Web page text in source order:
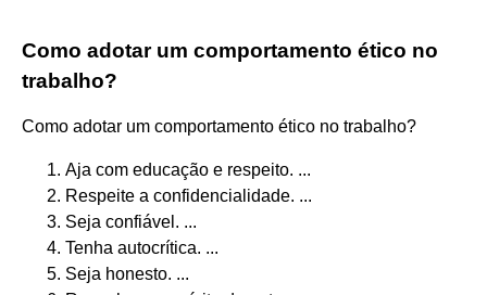
Como adotar um comportamento ético no
trabalho?
Como adotar um comportamento ético no trabalho?
Aja com educação e respeito. ...
Respeite a confidencialidade. ...
Seja confiável. ...
Tenha autocrítica. ...
Seja honesto. ...